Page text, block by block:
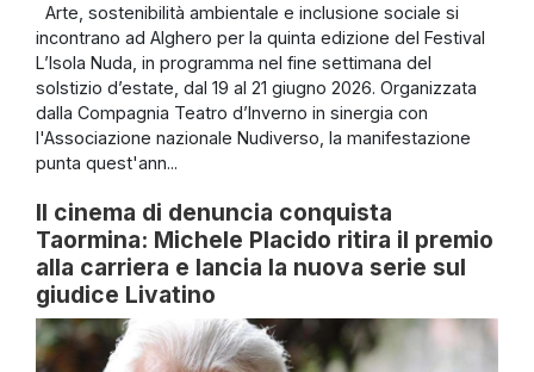
Arte, sostenibilità ambientale e inclusione sociale si
incontrano ad Alghero per la quinta edizione del Festival
L’Isola Nuda, in programma nel fine settimana del
solstizio d’estate, dal 19 al 21 giugno 2026. Organizzata
dalla Compagnia Teatro d’Inverno in sinergia con
l'Associazione nazionale Nudiverso, la manifestazione
punta quest'ann...
Il cinema di denuncia conquista
Taormina: Michele Placido ritira il premio
alla carriera e lancia la nuova serie sul
giudice Livatino